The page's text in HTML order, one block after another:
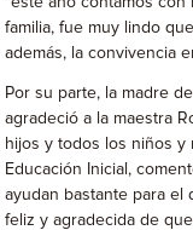
familia, fue muy lindo
además, la convivencia
Por su parte, la madre
agradeció a la maestra
hijos y todos los niños y
Educación Inicial,
ayudan bastante para
feliz y agradecida de